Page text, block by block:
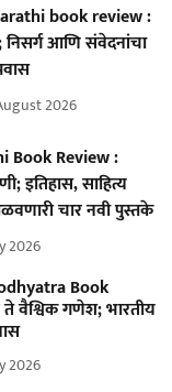
book review :
निसर्ग आणि संवेदनांचा
2026
Book Review :
इतिहास, साहित्य
चार नवी पुस्तके
2026
Book
वैश्विक गणेश; भारतीय
2026